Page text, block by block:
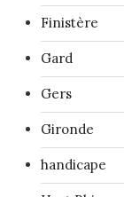
Finistère
Gard
Gers
Gironde
handicape